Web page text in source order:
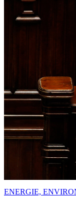
ENERGIE,